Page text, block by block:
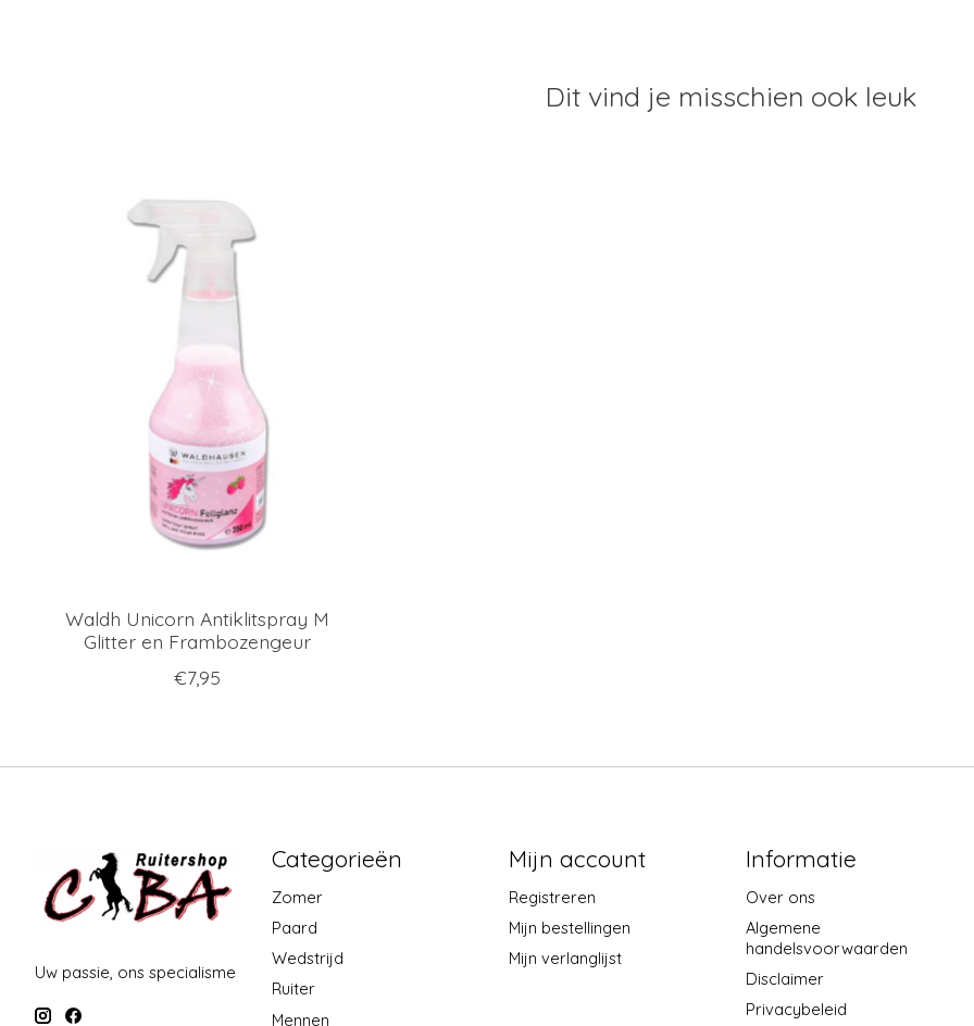
Dit vind je misschien ook leuk
Waldh Unicorn Antiklitspray M
Glitter en Frambozengeur
€7,95
Uw passie, ons specialisme
Categorieën
Zomer
Paard
Wedstrijd
Ruiter
Mennen
Mijn account
Registreren
Mijn bestellingen
Mijn verlanglijst
Informatie
Over ons
Algemene
handelsvoorwaarden
Disclaimer
Privacybeleid